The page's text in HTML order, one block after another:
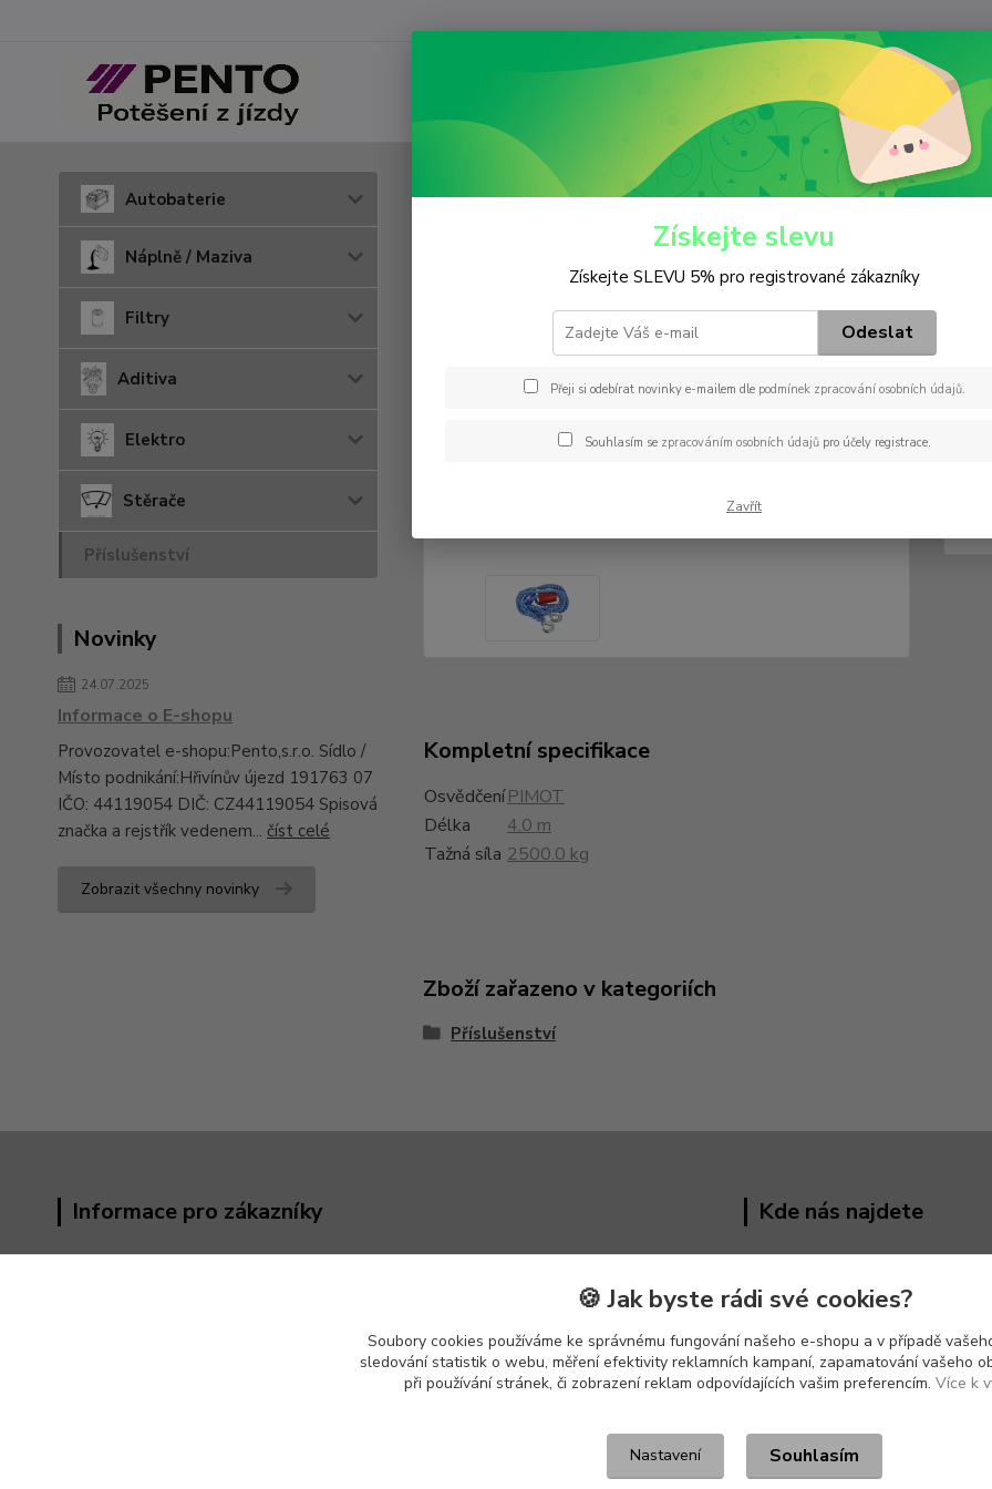
(Po-
Autobaterie
Náplně / Maziva
Filtry
Aditiva
Elektro
Stěrače
Příslušenství
Novinky
24.07.2025
Informace o E-shopu
Provozovatel e-shopu:Pento,s.r.o. Sídlo /
Místo podnikání:Hřivínův újezd 191763 07
IČO: 44119054 DIČ: CZ44119054 Spisová
značka a rejstřík vedenem... číst celé
Zobrazit všechny novinky
Příslušenství Tažné lano
Kompletní specifikace
OsvědčeníPIMOT
Délka
4.0 m
Tažná síla 2500.0 kg
Zboží zařazeno v kategoriích
Příslušenství
Informace pro zákazníky Kde nás najdete
Získejte slevu
Získejte SLEVU 5% pro registrované zákazníky
Odeslat
Přeji si odebírat novinky e-mailem dle podmínek zpracování osobních údajů.
Souhlasím se zpracováním osobních údajůpro účely registrace.
Zavřít
🍪 Jak byste rádi své cookies?
Soubory cookies používáme ke správnému fungování našeho e-shopu a v případě
sledování statistik o webu, měření efektivity reklamních kampaní, zapamatování vašeho
při používání stránek, či zobrazení reklam odpovídajících vašim preferencím. Více k
Nastavení Souhlasím